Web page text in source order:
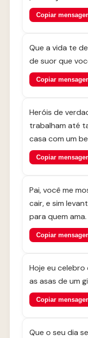
Copiar
Que a vida te
de suor que
Copiar
Heróis de
trabalham até
casa com um
Copiar
Pai, você me
cair, e sim
para quem ama.
Copiar
Hoje eu
as asas de um
Copiar
Que o seu dia